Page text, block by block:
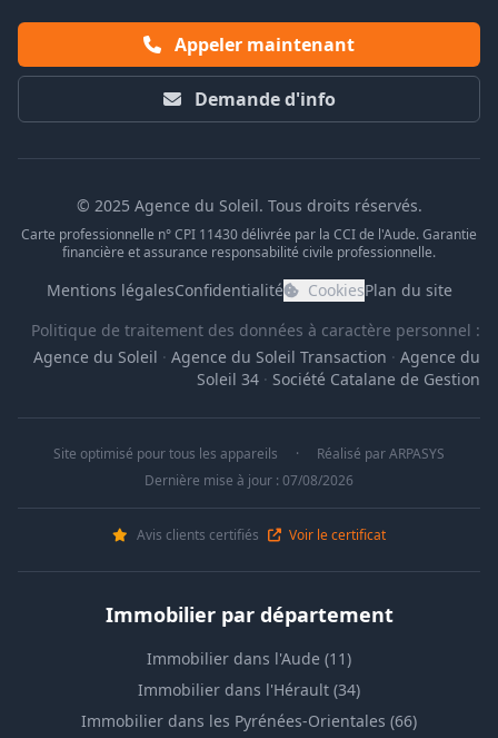
Appeler maintenant
Demande d'info
© 2025 Agence du Soleil. Tous droits réservés.
Carte professionnelle n° CPI 11430 délivrée par la CCI de l'Aude. Garantie
financière et assurance responsabilité civile professionnelle.
Mentions légalesConfidentialité CookiesPlan du site
Politique de traitement des données à caractère personnel :
Agence du Soleil · Agence du Soleil Transaction · Agence du
Soleil 34 · Société Catalane de Gestion
Site optimisé pour tous les appareils · Réalisé parARPASYS
Dernière mise à jour : 07/08/2026
Avis clients certifiés Voir le certificat
Immobilier par département
Immobilier dans l'Aude (11)
Immobilier dans l'Hérault (34)
Immobilier dans les Pyrénées-Orientales (66)